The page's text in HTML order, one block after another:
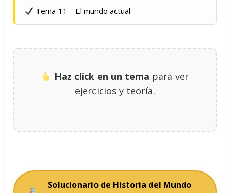
Tema 11 – El mundo actual
Haz click en un tema para ver
ejercicios y teoría.
Solucionario de Historia del Mundo